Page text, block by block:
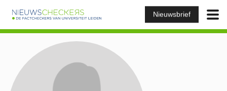
Nieuwsbrief